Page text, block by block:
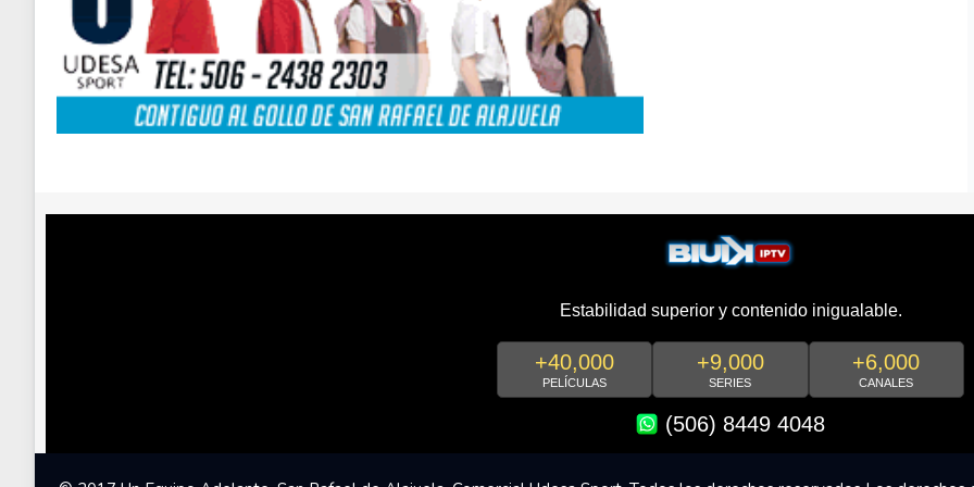
Estabilidad superior y contenido inigualable.
+40,000
PELÍCULAS
+9,000
SERIES
+6,000
CANALES
(506) 8449 4048